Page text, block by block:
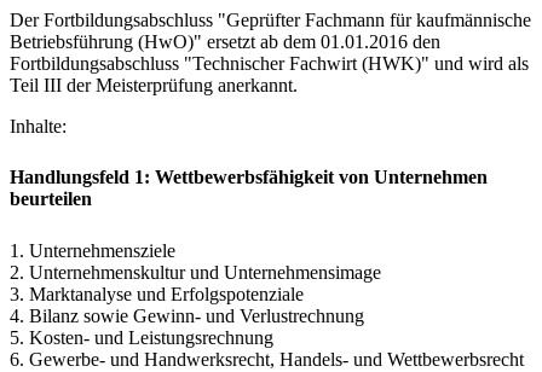
Der Fortbildungsabschluss "Geprüfter Fachmann für kaufmännische
Betriebsführung (HwO)" ersetzt ab dem 01.01.2016 den
Fortbildungsabschluss "Technischer Fachwirt (HWK)" und wird als
Teil III der Meisterprüfung anerkannt.
Inhalte:
Handlungsfeld 1: Wettbewerbsfähigkeit von Unternehmen
beurteilen
1. Unternehmensziele
2. Unternehmenskultur und Unternehmensimage
3. Marktanalyse und Erfolgspotenziale
4. Bilanz sowie Gewinn- und Verlustrechnung
5. Kosten- und Leistungsrechnung
6. Gewerbe- und Handwerksrecht, Handels- und Wettbewerbsrecht